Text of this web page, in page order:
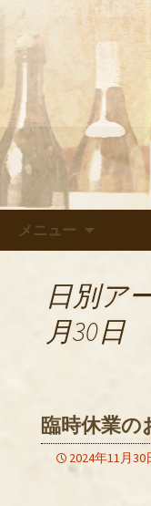
武蔵小杉
「イルヴ
武蔵小杉の
ヴェント」
メニュー
日別ア
月30日
臨時休業の
2024年11月30